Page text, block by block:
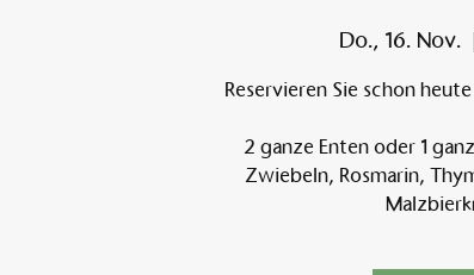
Do., 16. Nov.
Reservieren Sie schon
2 ganze Enten oder 1
Zwiebeln, Rosmarin,